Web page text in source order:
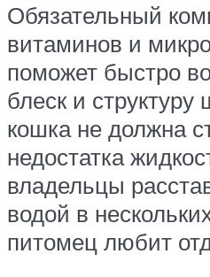
Обязательный
витаминов и
поможет быстро
блеск и
кошка не должна
недостатка
владельцы
водой в
питомец любит